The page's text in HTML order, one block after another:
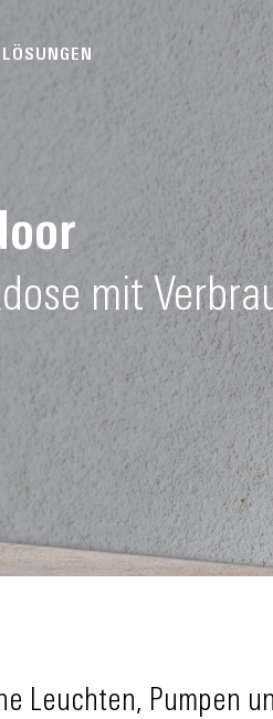
LÖSUNGEN
mit
Leuchten, Pumpen